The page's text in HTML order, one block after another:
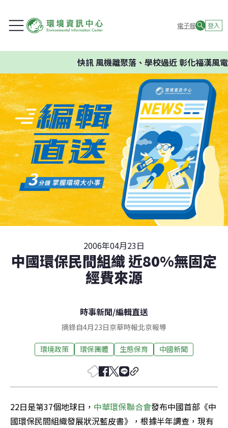
電子報 登入
快訊風機離聚落、學校過近 彰化福漢風電
2006年04月23日
中國環保民間組織 近80%無固定
經費來源
時事新聞/編輯直送
摘錄自4月23日京華時報北京報導
環境政策 環保團體 生態保育 中國新聞
22日是第37個地球日， 中華環保聯合會發布中國首部《中
國環保民間組織發展狀況藍皮書》，根據半年調查，現有